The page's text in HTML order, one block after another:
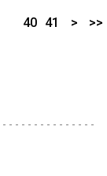
40 41 > >>